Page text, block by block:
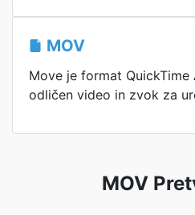
MOV
Move je format
odličen video in zvok za
MOV